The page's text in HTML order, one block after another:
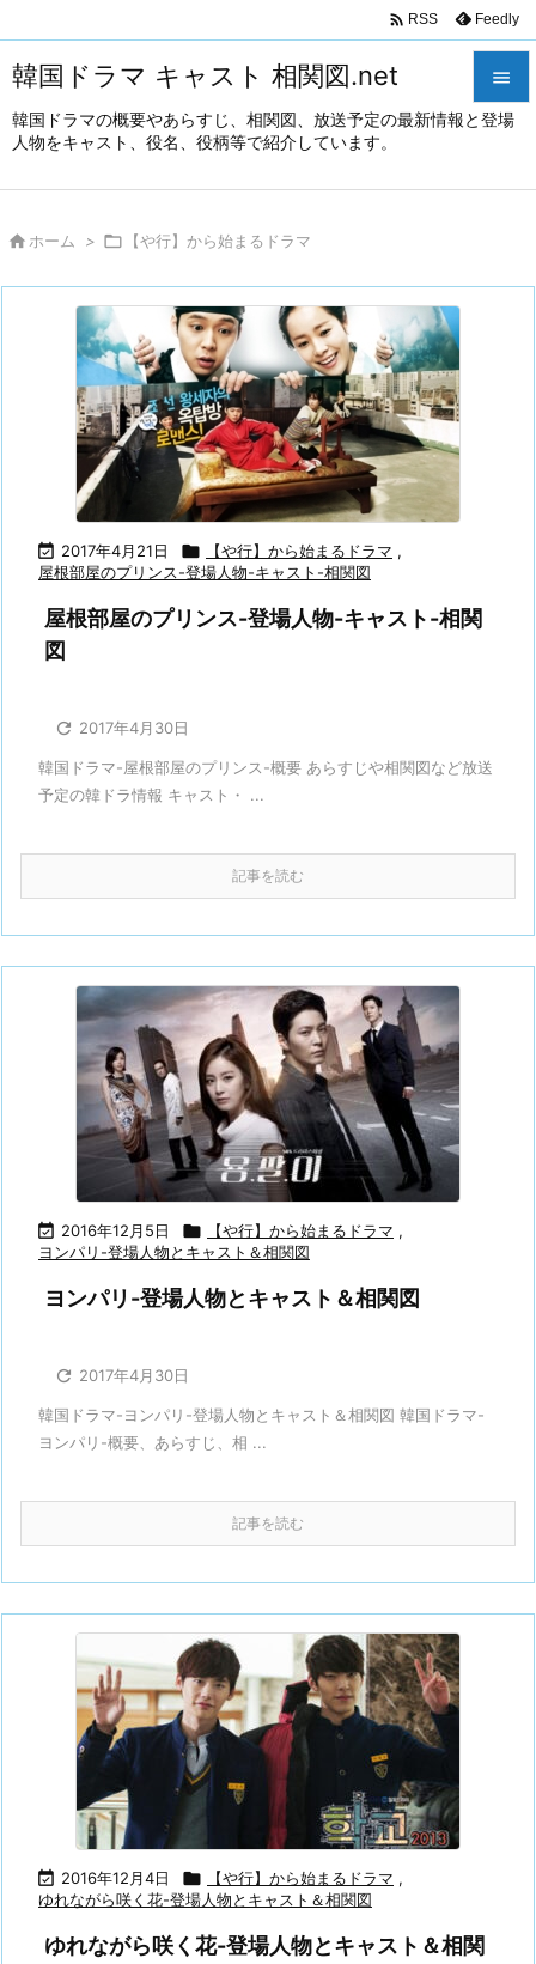
韓国ドラマ キャスト 相関図.net
韓国ドラマの概要やあらすじ、相関図、放送予定の最新情報と登場
人物をキャスト、役名、役柄等で紹介しています。



 RSS Feedly
 ホーム >  【や行】から始まるドラマ
 2017年4月21日  【や行】から始まるドラマ ,
屋根部屋のプリンス-登場人物-キャスト-相関図
屋根部屋のプリンス-登場人物-キャスト-相関
図
 2017年4月30日
韓国ドラマ-屋根部屋のプリンス-概要 あらすじや相関図など放送
予定の韓ドラ情報 キャスト・ ...
記事を読む
 2016年12月5日  【や行】から始まるドラマ ,
ヨンパリ-登場人物とキャスト＆相関図
ヨンパリ-登場人物とキャスト＆相関図
 2017年4月30日
韓国ドラマ-ヨンパリ-登場人物とキャスト＆相関図 韓国ドラマ-
ヨンパリ-概要、あらすじ、相 ...
記事を読む
 2016年12月4日  【や行】から始まるドラマ ,
ゆれながら咲く花-登場人物とキャスト＆相関図
ゆれながら咲く花-登場人物とキャスト＆相関